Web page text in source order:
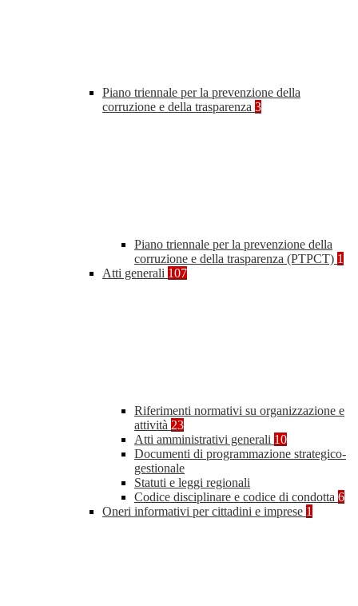
Piano triennale per la prevenzione della
corruzione e della trasparenza 3
Piano triennale per la prevenzione della
corruzione e della trasparenza (PTPCT) 1
Atti generali 107
Riferimenti normativi su organizzazione e
attività 23
Atti amministrativi generali 10
Documenti di programmazione strategico-
gestionale
Statuti e leggi regionali
Codice disciplinare e codice di condotta 6
Oneri informativi per cittadini e imprese 1